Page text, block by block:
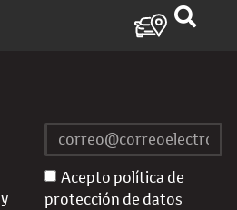
Acepto política de
protección de datos